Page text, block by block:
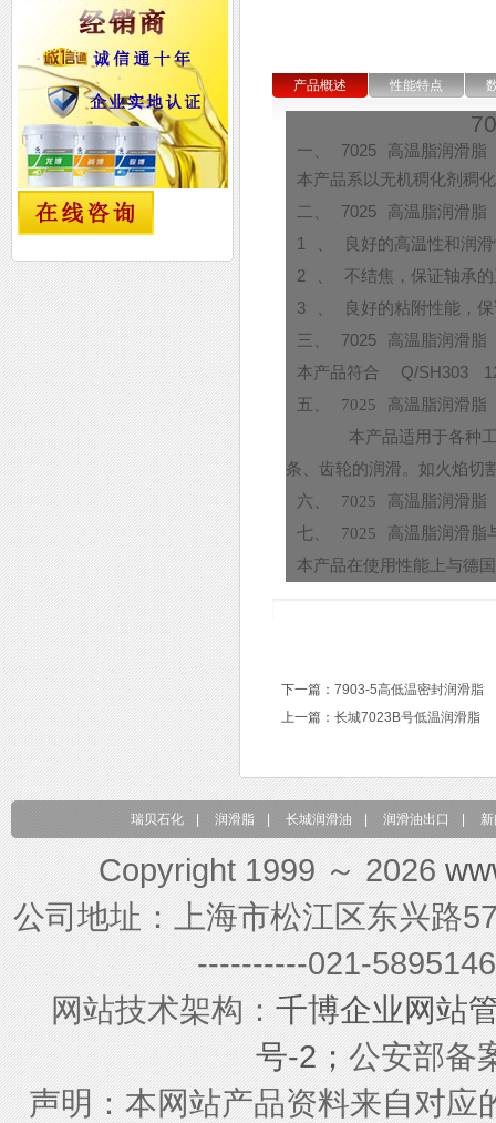
产品概述 性能特点
一、 7025
高温脂润滑脂
本产品系以无机稠化剂稠
二、
7025
高温脂润滑脂
1
良好的高温性和润
2
不结焦，保证轴承
3
良好的粘附性能，
三、
7025
高温脂润滑脂
本产品符合
Q/SH303
五、
7025
高温脂润滑脂
本产品适用于各种
条、齿轮的润滑。如火焰切
六、
7025
高温脂润滑脂
七、
7025
高温脂润滑脂
本产品在使用性能上与德
下一篇： 7903-5高低温密封润滑脂
上一篇： 长城7023B号低温润滑脂
瑞贝石化 润滑脂 长城润滑油 润滑油出口
Copyright 1999 ～ 2026
公司地址：上海市松江区东兴路
----------021-
网站技术架构：千博企业网站
号-2；公安部备
声明：本网站产品资料来自对